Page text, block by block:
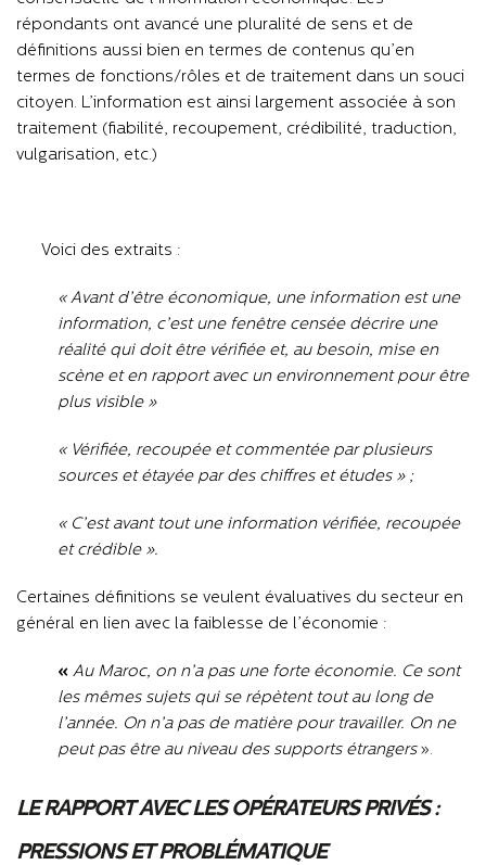
répondants ont avancé une pluralité de sens et de
définitions aussi bien en termes de contenus qu’en
termes de fonctions/rôles et de traitement dans un souci
citoyen. L’information est ainsi largement associée à son
traitement (fiabilité, recoupement, crédibilité, traduction,
vulgarisation, etc.)
Voici des extraits :
« Avant d’être économique, une information est une
information, c’est une fenêtre censée décrire une
réalité qui doit être vérifiée et, au besoin, mise en
scène et en rapport avec un environnement pour être
plus visible »
« Vérifiée, recoupée et commentée par plusieurs
sources et étayée par des chiffres et études » ;
« C’est avant tout une information vérifiée, recoupée
et crédible ».
Certaines définitions se veulent évaluatives du secteur en
général en lien avec la faiblesse de l’économie :
« Au Maroc, on n’a pas une forte économie. Ce sont
les mêmes sujets qui se répètent tout au long de
l’année. On n’a pas de matière pour travailler. On ne
peut pas être au niveau des supports étrangers».
LE RAPPORT AVEC LES OPÉRATEURS PRIVÉS :
PRESSIONS ET PROBLÉMATIQUE